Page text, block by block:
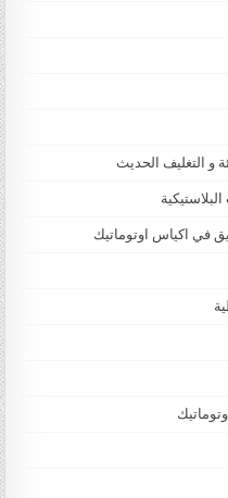
و التغليف الحديث
في اكياس اوتوماتيك